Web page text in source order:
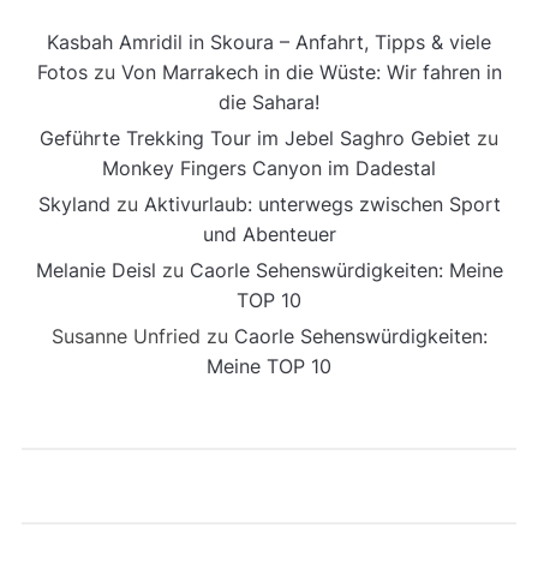
Kasbah Amridil in Skoura – Anfahrt, Tipps & viele
Fotoszu Von Marrakech in die Wüste: Wir fahren in
die Sahara!
Geführte Trekking Tour im Jebel Saghro Gebiet zu
Monkey Fingers Canyon im Dadestal
Skyland zu Aktivurlaub: unterwegs zwischen Sport
und Abenteuer
Melanie Deisl zu Caorle Sehenswürdigkeiten: Meine
TOP 10
Susanne Unfried zu Caorle Sehenswürdigkeiten:
Meine TOP 10